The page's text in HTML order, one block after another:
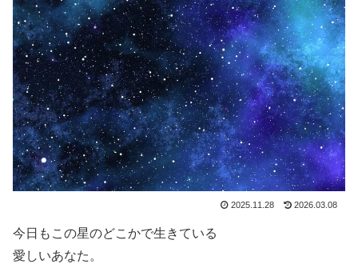
2025.11.28 2026.03.08
今日もこの星のどこかで生きている
愛しいあなた。